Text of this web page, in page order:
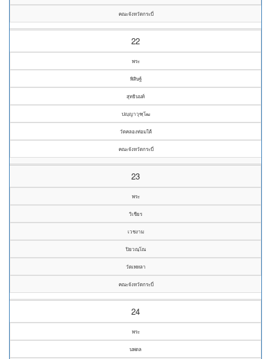
คณะจังหวัดกระบี่
22
พระ
พิสิษฐ์
สุทธินนท์
ปญฺญาวุฑฺโฒ
วัดคลองท่อมใต้
คณะจังหวัดกระบี่
23
พระ
วิเชียร
เวชงาม
ปิยวณฺโณ
วัดเพหลา
คณะจังหวัดกระบี่
24
พระ
นพดล